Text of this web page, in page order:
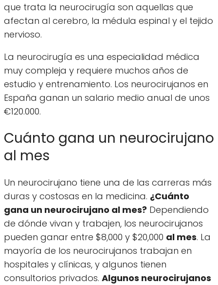
que trata la neurocirugía son aquellas que
afectan al cerebro, la médula espinal y el tejido
nervioso.
La neurocirugía es una especialidad médica
muy compleja y requiere muchos años de
estudio y entrenamiento. Los neurocirujanos en
España ganan un salario medio anual de unos
€120.000.
Cuánto gana un neurocirujano
al mes
Un neurocirujano tiene una de las carreras más
duras y costosas en la medicina. ¿Cuánto
gana un neurocirujano al mes? Dependiendo
de dónde vivan y trabajen, los neurocirujanos
pueden ganar entre $8,000 y $20,000 al mes. La
mayoría de los neurocirujanos trabajan en
hospitales y clínicas, y algunos tienen
consultorios privados. Algunos neurocirujanos